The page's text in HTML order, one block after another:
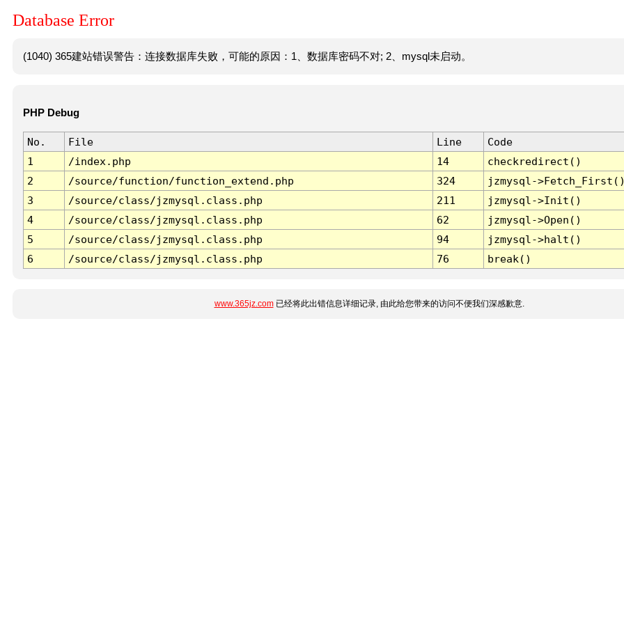
Database Error
(1040) 365建站错误警告：连接数据库失败，可能的原因：1、数据库密码不对; 2、mysql未启动。
PHP Debug
No. File Line
Code
1
/index.php 14
checkredirect()
2
/source/function/function_extend.php 324
jzmysql-
3
/source/class/jzmysql.class.php 211
jzmysql->Init()
4
/source/class/jzmysql.class.php 62
jzmysql->Open()
5
/source/class/jzmysql.class.php 94
jzmysql->halt()
6
/source/class/jzmysql.class.php 76 break()
www.365jz.com已经将此出错信息详细记录, 由此给您带来的访问不便我们深感歉意.